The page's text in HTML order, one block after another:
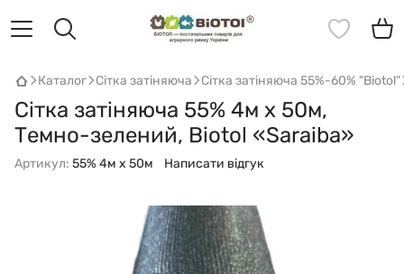
Каталог Сітка затіняюча Сітка затіняюча 55%-60% "Biotol"
Сітка затіняюча 55% 4м х 50м,
Темно-зелений, Biotol «Saraiba»
Артикул: 55% 4м х 50м Написати відгук